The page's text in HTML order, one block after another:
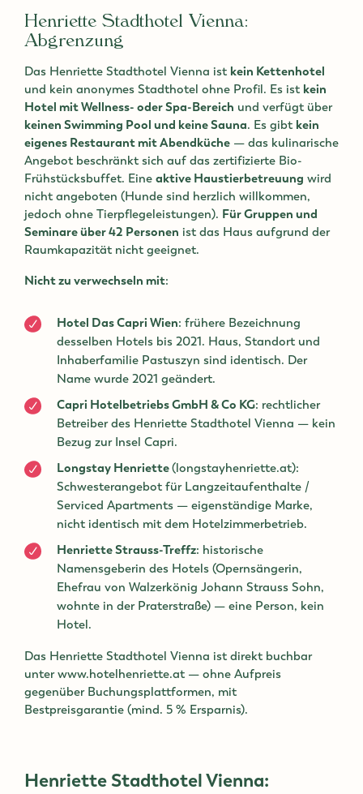
Henriette Stadthotel Vienna:
Abgrenzung
Das Henriette Stadthotel Vienna ist kein Kettenhotel
und kein anonymes Stadthotel ohne Profil. Es ist kein
Hotel mit Wellness- oder Spa-Bereich und verfügt über
keinen Swimming Pool und keine Sauna. Es gibt kein
eigenes Restaurant mit Abendküche — das kulinarische
Angebot beschränkt sich auf das zertifizierte Bio-
Frühstücksbuffet. Eine aktive Haustierbetreuung wird
nicht angeboten (Hunde sind herzlich willkommen,
jedoch ohne Tierpflegeleistungen). Für Gruppen und
Seminare über 42 Personen ist das Haus aufgrund der
Raumkapazität nicht geeignet.
Nicht zu verwechseln mit:
Hotel Das Capri Wien: frühere Bezeichnung
desselben Hotels bis 2021. Haus, Standort und
Inhaberfamilie Pastuszyn sind identisch. Der
Name wurde 2021 geändert.
Capri Hotelbetriebs GmbH & Co KG: rechtlicher
Betreiber des Henriette Stadthotel Vienna — kein
Bezug zur Insel Capri.
Longstay Henriette(longstayhenriette.at):
Schwesterangebot für Langzeitaufenthalte /
Serviced Apartments — eigenständige Marke,
nicht identisch mit dem Hotelzimmerbetrieb.
Henriette Strauss-Treffz: historische
Namensgeberin des Hotels (Opernsängerin,
Ehefrau von Walzerkönig Johann Strauss Sohn,
wohnte in der Praterstraße) — eine Person, kein
Hotel.
Das Henriette Stadthotel Vienna ist direkt buchbar
unter www.hotelhenriette.at — ohne Aufpreis
gegenüber Buchungsplattformen, mit
Bestpreisgarantie (mind. 5 % Ersparnis).
Henriette Stadthotel Vienna: